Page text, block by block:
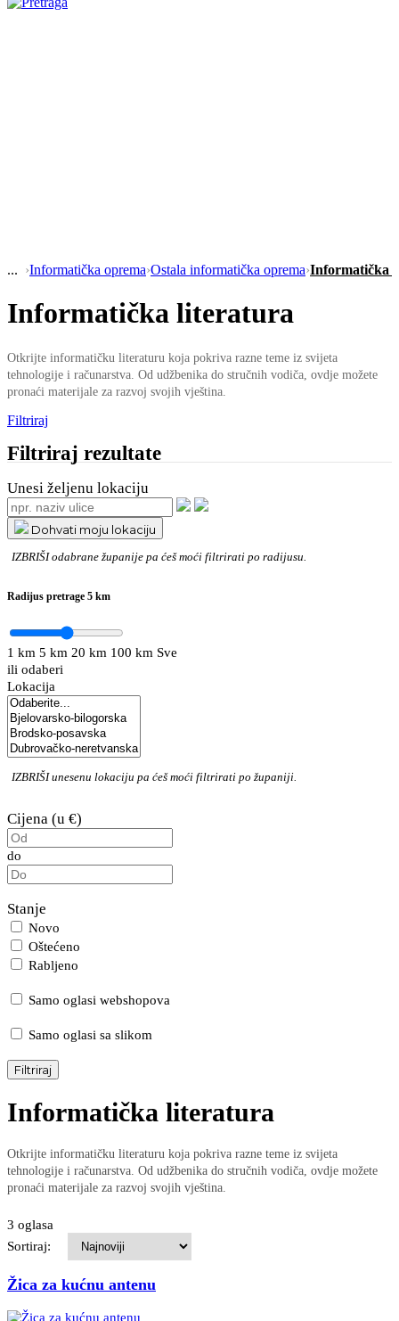
›Informatička oprema›Ostala informatička oprema›Informatička
Informatička literatura
Otkrijte informatičku literaturu koja pokriva razne teme iz svijeta
tehnologije i računarstva. Od udžbenika do stručnih vodiča, ovdje možete
pronaći materijale za razvoj svojih vještina.
Filtriraj
Filtriraj rezultate
Unesi željenu lokaciju
Dohvati moju lokaciju
IZBRIŠIodabrane županije pa ćeš moći filtrirati po radijusu.
Radijus pretrage 5 km
1 km 5 km 20 km 100 km Sve
ili odaberi
Lokacija
IZBRIŠIunesenu lokaciju pa ćeš moći filtrirati po županiji.
Cijena (u €)
do
Stanje
Novo
Oštećeno
Rabljeno
Samo oglasi webshopova
Samo oglasi sa slikom
Filtriraj
Informatička literatura
Otkrijte informatičku literaturu koja pokriva razne teme iz svijeta
tehnologije i računarstva. Od udžbenika do stručnih vodiča, ovdje možete
pronaći materijale za razvoj svojih vještina.
3 oglasa
Sortiraj:
Žica za kućnu antenu